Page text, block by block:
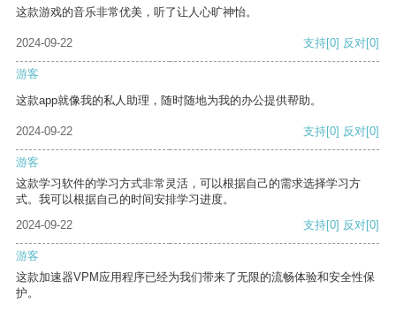
这款游戏的音乐非常优美，听了让人心旷神怡。
2024-09-22 支持[0] 反对[0]
游客
这款app就像我的私人助理，随时随地为我的办公提供帮助。
2024-09-22 支持[0] 反对[0]
游客
这款学习软件的学习方式非常灵活，可以根据自己的需求选择学习方
式。我可以根据自己的时间安排学习进度。
2024-09-22
支持[0] 反对[0]
游客
这款加速器VPM应用程序已经为我们带来了无限的流畅体验和安全性保
护。